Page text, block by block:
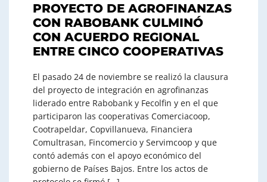
PROYECTO DE AGROFINANZAS
CON RABOBANK CULMINÓ
CON ACUERDO REGIONAL
ENTRE CINCO COOPERATIVAS
El pasado 24 de noviembre se realizó la clausura
del proyecto de integración en agrofinanzas
liderado entre Rabobank y Fecolfin y en el que
participaron las cooperativas Comerciacoop,
Cootrapeldar, Copvillanueva, Financiera
Comultrasan, Fincomercio y Servimcoop y que
contó además con el apoyo económico del
gobierno de Países Bajos. Entre los actos de